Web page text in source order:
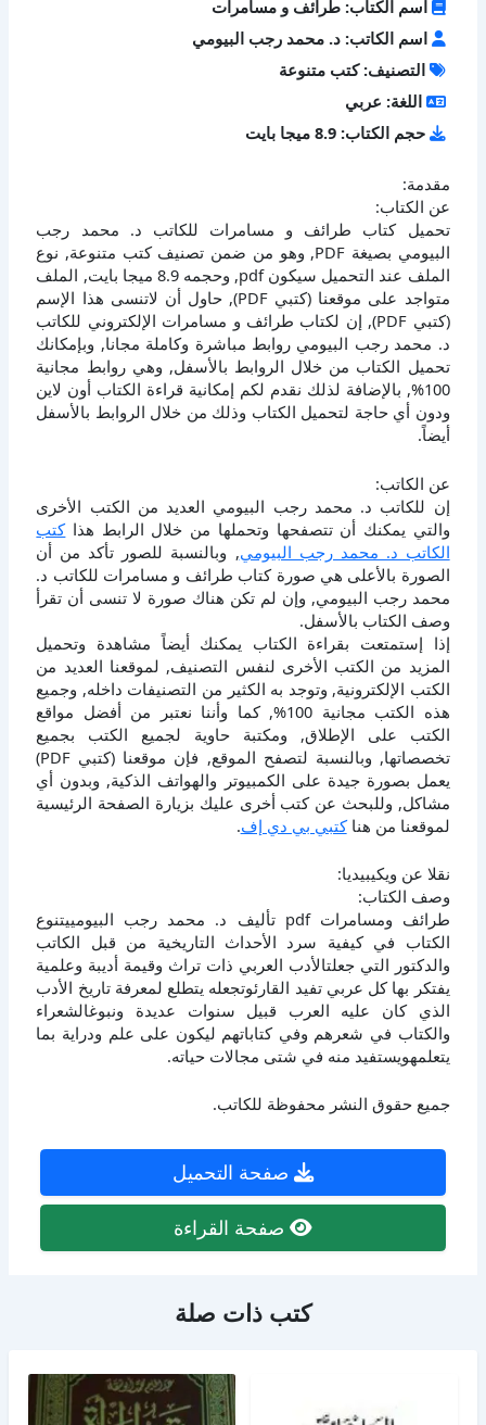
اسم الكتاب: طرائف و مسامرات
اسم الكاتب: د. محمد رجب البيومي
التصنيف: كتب متنوعة
اللغة: عربي
حجم الكتاب: 8.9 ميجا بايت
مقدمة:
عن الكتاب:
تحميل كتاب طرائف و مسامرات للكاتب د. محمد رجب
البيومي بصيغة PDF, وهو من ضمن تصنيف كتب متنوعة, نوع
الملف عند التحميل سيكون pdf, وحجمه 8.9 ميجا بايت, الملف
متواجد على موقعنا (كتبي PDF), حاول أن لاتنسى هذا الإسم
(كتبي PDF), إن لكتاب طرائف و مسامرات الإلكتروني للكاتب
د. محمد رجب البيومي روابط مباشرة وكاملة مجانا, وبإمكانك
تحميل الكتاب من خلال الروابط بالأسفل, وهي روابط مجانية
100%, بالإضافة لذلك نقدم لكم إمكانية قراءة الكتاب أون لاين
ودون أي حاجة لتحميل الكتاب وذلك من خلال الروابط بالأسفل
أيضاً.
عن الكاتب:
إن للكاتب د. محمد رجب البيومي العديد من الكتب الأخرى
والتي يمكنك أن تتصفحها وتحملها من خلال الرابط هذاكتب
الكاتب د. محمد رجب البيومي, وبالنسبة للصور تأكد من أن
الصورة بالأعلى هي صورة كتاب طرائف و مسامرات للكاتب د.
محمد رجب البيومي, وإن لم تكن هناك صورة لا تنسى أن تقرأ
وصف الكتاب بالأسفل.
إذا إستمتعت بقراءة الكتاب يمكنك أيضاً مشاهدة وتحميل
المزيد من الكتب الأخرى لنفس التصنيف, لموقعنا العديد من
الكتب الإلكترونية, وتوجد به الكثير من التصنيفات داخله, وجميع
هذه الكتب مجانية 100%, كما وأننا نعتبر من أفضل مواقع
الكتب على الإطلاق, ومكتبة حاوية لجميع الكتب بجميع
تخصصاتها, وبالنسبة لتصفح الموقع, فإن موقعنا (كتبي PDF)
يعمل بصورة جيدة على الكمبيوتر والهواتف الذكية, وبدون أي
مشاكل, وللبحث عن كتب أخرى عليك بزيارة الصفحة الرئيسية
لموقعنا من هناكتبي بي دي إف.
نقلا عن ويكيبيديا:
وصف الكتاب:
طرائف ومسامرات pdf تأليف د. محمد رجب البيومييتنوع
الكتاب في كيفية سرد الأحداث التاريخية من قبل الكاتب
والدكتور التي جعلتالأدب العربي ذات تراث وقيمة أديبة وعلمية
يفتكر بها كل عربي تفيد القارئوتجعله يتطلع لمعرفة تاريخ الأدب
الذي كان عليه العرب قبيل سنوات عديدة ونبوغالشعراء
والكتاب في شعرهم وفي كتاباتهم ليكون على علم ودراية بما
يتعلمهويستفيد منه في شتى مجالات حياته.
جميع حقوق النشر محفوظة للكاتب.
صفحة التحميل
صفحة القراءة
كتب ذات صلة